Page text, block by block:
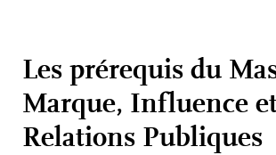
Les prérequis du
Marque, Influence
Relations Publiques